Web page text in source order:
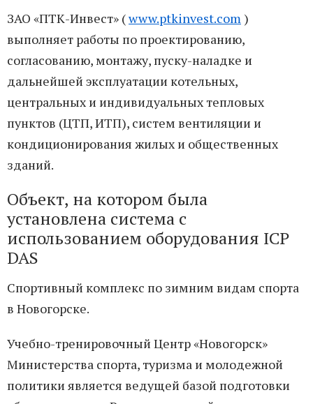
ЗАО «ПТК-Инвест» (www.ptkinvest.com )
выполняет работы по проектированию,
согласованию, монтажу, пуску-наладке и
дальнейшей эксплуатации котельных,
центральных и индивидуальных тепловых
пунктов (ЦТП, ИТП), систем вентиляции и
кондиционирования жилых и общественных
зданий.
Объект, на котором была
установлена система с
использованием оборудования ICP
DAS
Спортивный комплекс по зимним видам спорта
в Новогорске.
Учебно-тренировочный Центр «Новогорск»
Министерства спорта, туризма и молодежной
политики является ведущей базой подготовки